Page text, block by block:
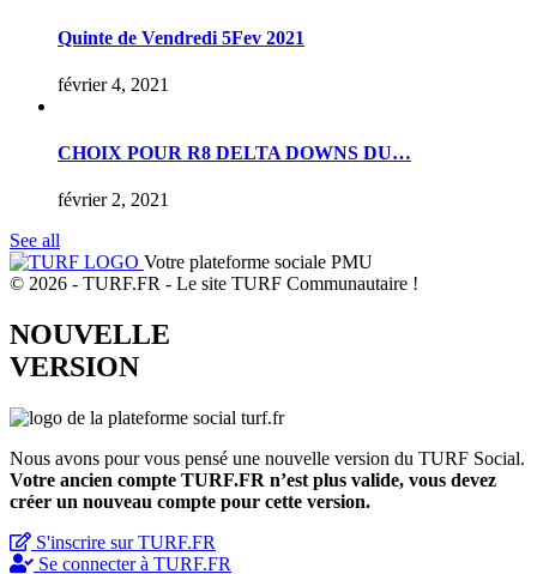
Quinte de Vendredi 5Fev 2021
février 4, 2021
CHOIX POUR R8 DELTA DOWNS DU…
février 2, 2021
See all
Votre plateforme sociale PMU
© 2026 - TURF.FR - Le site TURF Communautaire !
NOUVELLE
VERSION
Nous avons pour vous pensé une nouvelle version du TURF Social.
Votre ancien compte TURF.FR n’est plus valide, vous devez
créer un nouveau compte pour cette version.
S'inscrire sur TURF.FR
Se connecter à TURF.FR